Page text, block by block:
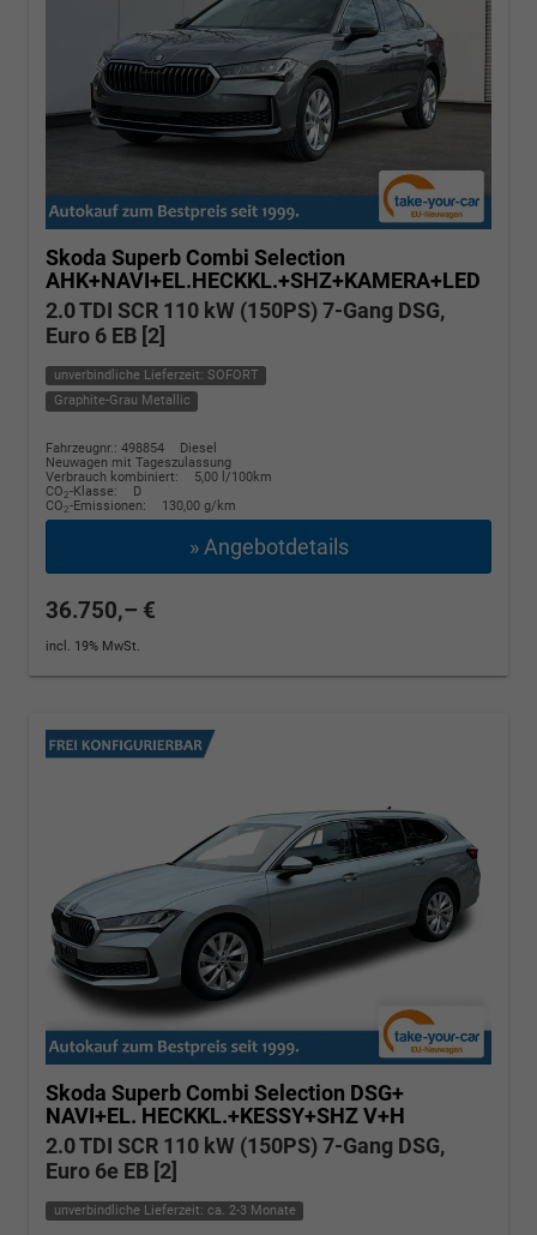
Skoda Superb Combi Selection
AHK+NAVI+EL.HECKKL.+SHZ+KAMERA+LED
2.0 TDI SCR 110 kW (150PS) 7-Gang DSG,
Euro 6 EB [2]
unverbindliche Lieferzeit: SOFORT
Graphite-Grau Metallic
Fahrzeugnr.: 498854
Diesel
Neuwagen mit Tageszulassung
Verbrauch kombiniert:
5,00 l/100km
CO2-Klasse:
D
CO2-Emissionen: 130,00 g/km
» Angebotdetails
36.750,– €
incl. 19% MwSt.
Skoda Superb Combi Selection DSG+
NAVI+EL. HECKKL.+KESSY+SHZ V+H
2.0 TDI SCR 110 kW (150PS) 7-Gang DSG,
Euro 6e EB [2]
unverbindliche Lieferzeit: ca. 2-3 Monate